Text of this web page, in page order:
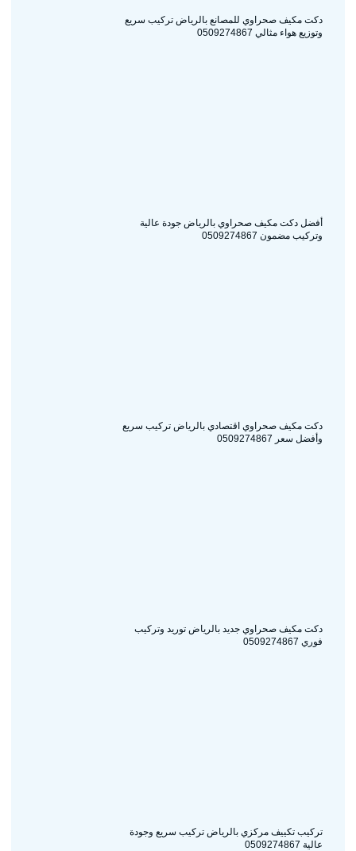
دكت مكيف صحراوي للمصانع بالرياض تركيب سريع
وتوزيع هواء مثالي 0509274867
أفضل دكت مكيف صحراوي بالرياض جودة عالية
وتركيب مضمون 0509274867
دكت مكيف صحراوي اقتصادي بالرياض تركيب سريع
وأفضل سعر 0509274867
دكت مكيف صحراوي جديد بالرياض توريد وتركيب
فوري 0509274867
تركيب تكييف مركزي بالرياض تركيب سريع وجودة
عالية 0509274867